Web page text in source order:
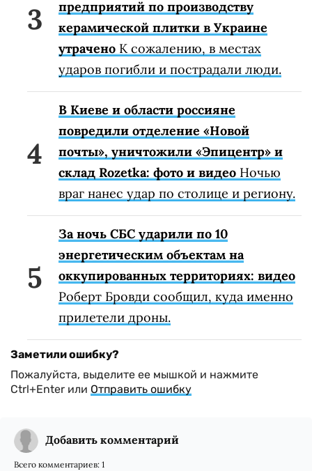
предприятий по производству
керамической плитки в Украине
утрачено К сожалению, в местах
ударов погибли и пострадали люди.
В Киеве и области россияне
повредили отделение «Новой
почты», уничтожили «Эпицентр» и
склад Rozetka: фото и видео Ночью
враг нанес удар по столице и региону.
За ночь СБС ударили по 10
энергетическим объектам на
оккупированных территориях: видео
Роберт Бровди сообщил, куда именно
прилетели дроны.
Заметили ошибку?
Пожалуйста, выделите ее мышкой и нажмите
Ctrl+Enter или Отправить ошибку
Добавить комментарий
Всего комментариев: 1